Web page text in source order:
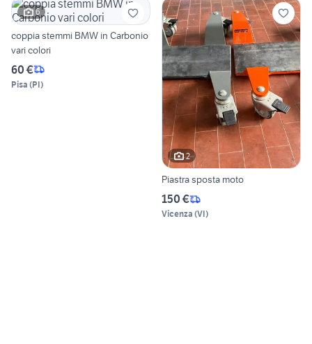
6
coppia stemmi BMW in Carbonio
vari colori
60 €
Pisa (PI)
2
Piastra sposta moto
150 €
Vicenza (VI)